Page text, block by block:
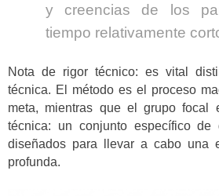
y creencias de los
tiempo relativamente
Nota de rigor técnico: es vital
técnica. El método es el proceso
meta, mientras que el grupo focal
técnica: un conjunto específico de
diseñados para llevar a cabo una
profunda.